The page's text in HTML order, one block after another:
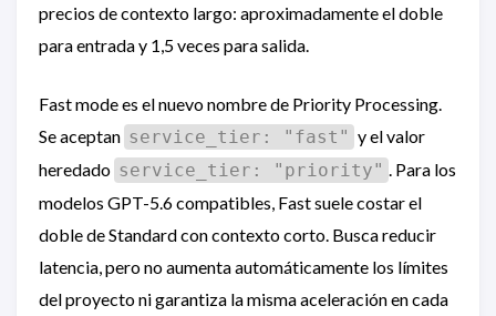
precios de contexto largo: aproximadamente el doble
para entrada y 1,5 veces para salida.
Fast mode es el nuevo nombre de Priority Processing.
Se aceptan service_tier: "fast" y el valor
heredado service_tier: "priority"
. Para los
modelos GPT-5.6 compatibles, Fast suele costar el
doble de Standard con contexto corto. Busca reducir
latencia, pero no aumenta automáticamente los límites
del proyecto ni garantiza la misma aceleración en cada